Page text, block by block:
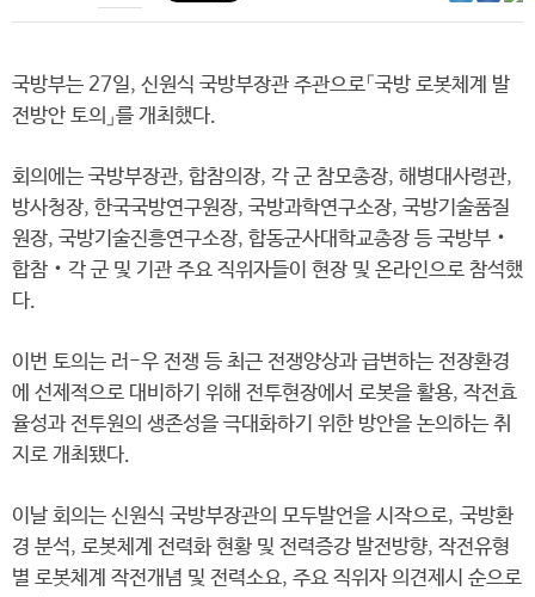
국방부는 27일, 신원식 국방부장관 주관으로「국방 로봇체계 발
전방안 토의」를 개최했다.
회의에는 국방부장관, 합참의장, 각 군 참모총장, 해병대사령관,
방사청장, 한국국방연구원장, 국방과학연구소장, 국방기술품질
원장, 국방기술진흥연구소장, 합동군사대학교총장 등 국방부‧
합참‧각 군 및 기관 주요 직위자들이 현장 및 온라인으로 참석했
다.
이번 토의는 러-우 전쟁 등 최근 전쟁양상과 급변하는 전장환경
에 선제적으로 대비하기 위해 전투현장에서 로봇을 활용, 작전효
율성과 전투원의 생존성을 극대화하기 위한 방안을 논의하는 취
지로 개최됐다.
이날 회의는 신원식 국방부장관의 모두발언을 시작으로, 국방환
경 분석, 로봇체계 전력화 현황 및 전력증강 발전방향, 작전유형
별 로봇체계 작전개념 및 전력소요, 주요 직위자 의견제시 순으로